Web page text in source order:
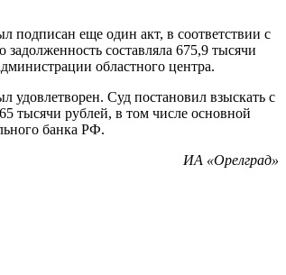
подписан еще один акт, в соответствии с
составляла 675,9 тысячи
областного центра.
удовлетворен. Суд постановил взыскать с
тысячи рублей, в том числе основной
банка РФ.
ИА «Орелград»